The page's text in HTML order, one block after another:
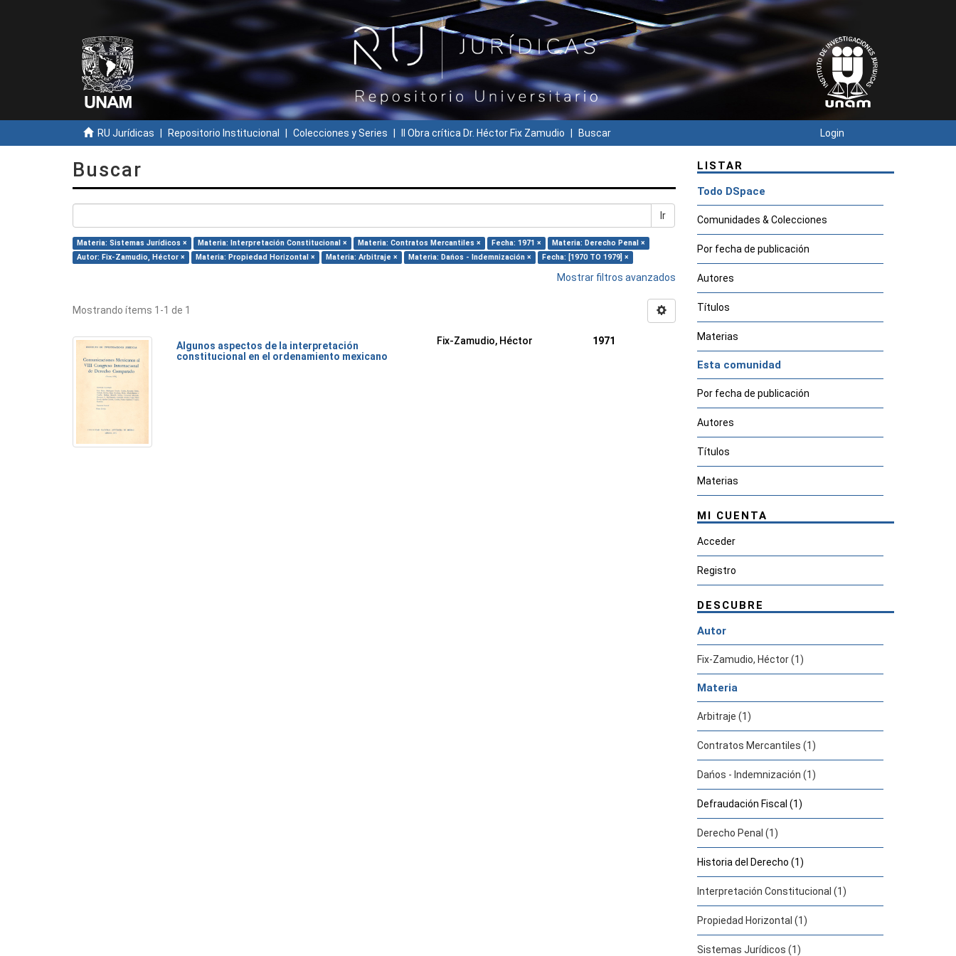
RU Jurídicas Repositorio Institucional Colecciones y Series II Obra crítica Dr. Héctor Fix Zamudio Buscar Login
Buscar
Ir
Materia: Sistemas Jurídicos × Materia: Interpretación Constitucional × Materia: Contratos Mercantiles × Fecha: 1971 ×
Materia: Derecho Penal ×
Autor: Fix-Zamudio, Héctor ×
Materia: Propiedad Horizontal × Materia: Arbitraje × Materia: Dańos - Indemnización × Fecha: [1970 TO 1979] ×
Mostrar filtros avanzados
Mostrando ítems 1-1 de 1
Algunos aspectos de la interpretación
constitucional en el ordenamiento mexicano
Fix-Zamudio, Héctor 1971
LISTAR
Todo DSpace
Comunidades & Colecciones
Por fecha de publicación
Autores
Títulos
Materias
Esta comunidad
Por fecha de publicación
Autores
Títulos
Materias
MI CUENTA
Acceder
Registro
DESCUBRE
Autor
Fix-Zamudio, Héctor (1)
Materia
Arbitraje (1)
Contratos Mercantiles (1)
Dańos - Indemnización (1)
Defraudación Fiscal (1)
Derecho Penal (1)
Historia del Derecho (1)
Interpretación Constitucional (1)
Propiedad Horizontal (1)
Sistemas Jurídicos (1)